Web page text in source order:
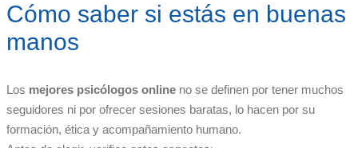
Cómo saber si estás en buenas
manos
Los mejores psicólogos online no se definen por tener muchos
seguidores ni por ofrecer sesiones baratas, lo hacen por su
formación, ética y acompañamiento humano.